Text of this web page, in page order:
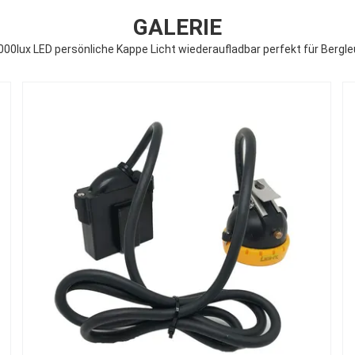
GALERIE
LED persönliche Kappe Licht wiederaufladbar perfekt für